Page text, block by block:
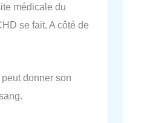
médicale du
se fait. A côté de
donner son